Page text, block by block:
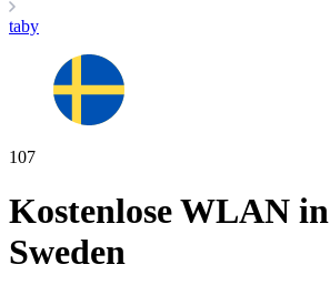
taby
107
Kostenlose WLAN in
Sweden